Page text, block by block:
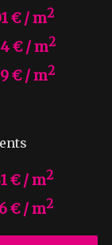
€ / m2
€ / m2
€ / m2
€ / m2
€ / m2